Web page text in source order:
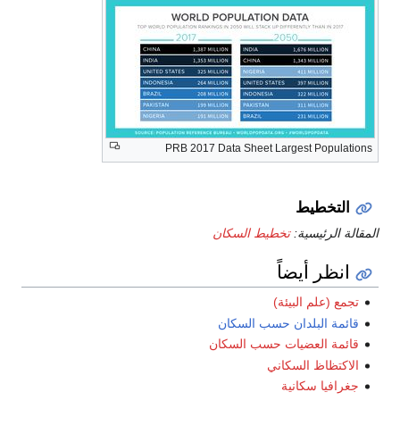
PRB 2017 Data Sheet Largest Populations
التخطيط
المقالة الرئيسية:تخطيط السكان
انظر أيضاً
تجمع (علم البيئة)
قائمة البلدان حسب السكان
قائمة العضيات حسب السكان
الاكتظاظ السكاني
جغرافيا سكانية